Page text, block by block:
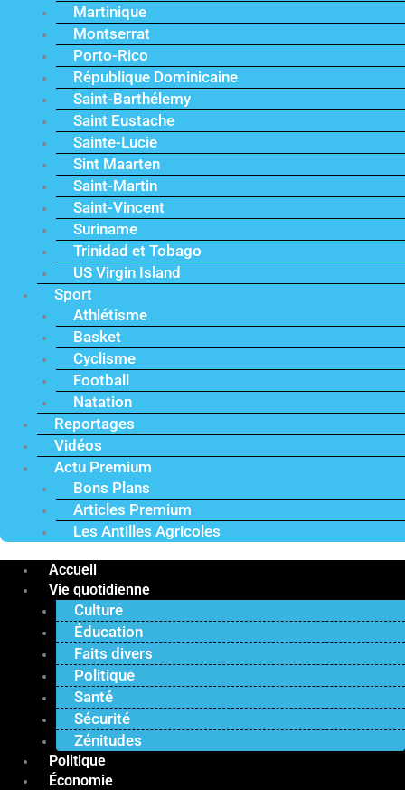
Martinique
Montserrat
Porto-Rico
République Dominicaine
Saint-Barthélemy
Saint Eustache
Sainte-Lucie
Sint Maarten
Saint-Martin
Saint-Vincent
Suriname
Trinidad et Tobago
US Virgin Island
Sport
Athlétisme
Basket
Cyclisme
Football
Natation
Reportages
Vidéos
Actu Premium
Bons Plans
Articles Premium
Les Antilles Agricoles
Accueil
Vie quotidienne
Culture
Éducation
Faits divers
Politique
Santé
Sécurité
Zénitudes
Politique
Économie